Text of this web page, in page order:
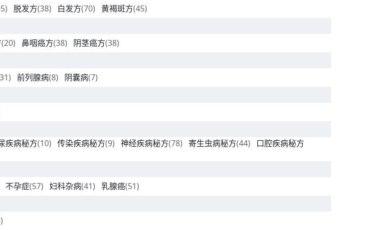
脱发方(38) 白发方(70) 黄褐斑方(45)
(20) 鼻咽癌方(38) 阴茎癌方(38)
前列腺病(8) 阴囊病(7)
疾病秘方(10) 传染疾病秘方(9) 神经疾病秘方(78) 寄生虫病秘方(44)
口腔疾病秘方
不孕症(57) 妇科杂病(41) 乳腺癌(51)